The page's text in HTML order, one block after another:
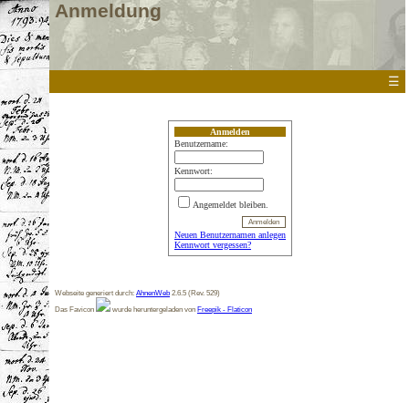
Anmeldung
☰
Anmelden
Benutzername:
Kennwort:
Angemeldet bleiben.
Neuen Benutzernamen anlegen
Kennwort vergessen?
Webseite generiert durch: AhnenWeb 2.6.5 (Rev. 529)
Das Favicon
wurde heruntergeladen von Freepik - Flaticon